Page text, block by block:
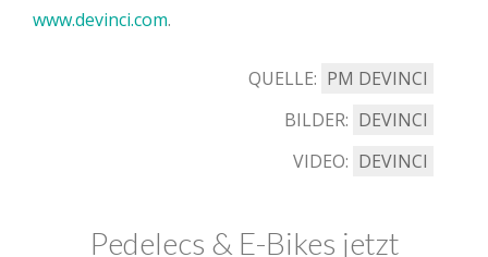
www.devinci.com.
QUELLE: PM DEVINCI
BILDER: DEVINCI
VIDEO: DEVINCI
Pedelecs & E-Bikes jetzt